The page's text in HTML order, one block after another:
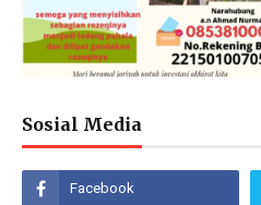
Sosial Media